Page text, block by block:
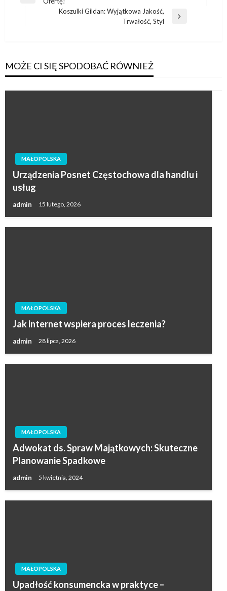
wpisu
Koszulki Gildan: Wyjątkowa Jakość,
Trwałość, Styl
MOŻE CI SIĘ SPODOBAĆ RÓWNIEŻ
MAŁOPOLSKA
Urządzenia Posnet Częstochowa dla handlu i
usług
admin 15 lutego, 2026
MAŁOPOLSKA
Jak internet wspiera proces leczenia?
admin 28 lipca, 2026
MAŁOPOLSKA
Adwokat ds. Spraw Majątkowych: Skuteczne
Planowanie Spadkowe
admin 5 kwietnia, 2024
MAŁOPOLSKA
Upadłość konsumencka w praktyce –